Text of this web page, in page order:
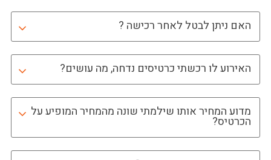
האם ניתן לבטל לאחר רכישה ?
האירוע לו רכשתי כרטיסים נדחה, מה עושים?
מדוע המחיר אותו שילמתי שונה מהמחיר המופיע על
הכרטיס?